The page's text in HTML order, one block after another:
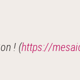
! (https://